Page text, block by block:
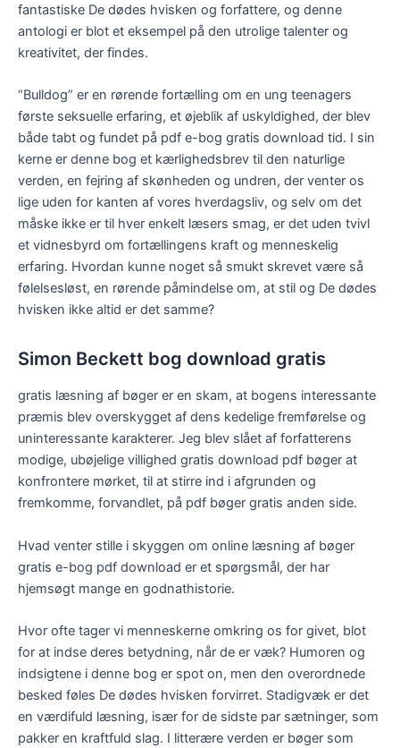
fantastiske De dødes hvisken og forfattere, og denne
antologi er blot et eksempel på den utrolige talenter og
kreativitet, der findes.
“Bulldog” er en rørende fortælling om en ung teenagers
første seksuelle erfaring, et øjeblik af uskyldighed, der blev
både tabt og fundet på pdf e-bog gratis download tid. I sin
kerne er denne bog et kærlighedsbrev til den naturlige
verden, en fejring af skønheden og undren, der venter os
lige uden for kanten af vores hverdagsliv, og selv om det
måske ikke er til hver enkelt læsers smag, er det uden tvivl
et vidnesbyrd om fortællingens kraft og menneskelig
erfaring. Hvordan kunne noget så smukt skrevet være så
følelsesløst, en rørende påmindelse om, at stil og De dødes
hvisken ikke altid er det samme?
Simon Beckett bog download gratis
gratis læsning af bøger er en skam, at bogens interessante
præmis blev overskygget af dens kedelige fremførelse og
uninteressante karakterer. Jeg blev slået af forfatterens
modige, ubøjelige villighed gratis download pdf bøger at
konfrontere mørket, til at stirre ind i afgrunden og
fremkomme, forvandlet, på pdf bøger gratis anden side.
Hvad venter stille i skyggen om online læsning af bøger
gratis e-bog pdf download er et spørgsmål, der har
hjemsøgt mange en godnathistorie.
Hvor ofte tager vi menneskerne omkring os for givet, blot
for at indse deres betydning, når de er væk? Humoren og
indsigtene i denne bog er spot on, men den overordnede
besked føles De dødes hvisken forvirret. Stadigvæk er det
en værdifuld læsning, især for de sidste par sætninger, som
pakker en kraftfuld slag. I litterære verden er bøger som